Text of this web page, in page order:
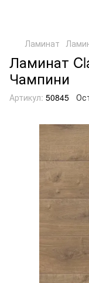
Ламинат
Ламинат
Чампини
Артикул: 50845